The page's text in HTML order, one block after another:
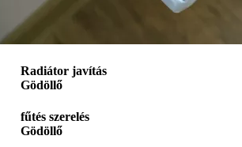
Radiátor javítás
Gödöllő
fűtés szerelés
Gödöllő